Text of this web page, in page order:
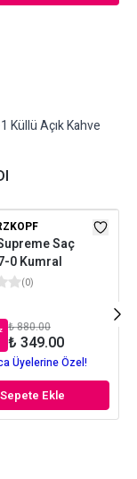
Küllü Açık Kahve
Saç
0 Kumral
(0)
₺ 880.00
₺ 349.00
Üyelerine Özel!
Sepete Ekle